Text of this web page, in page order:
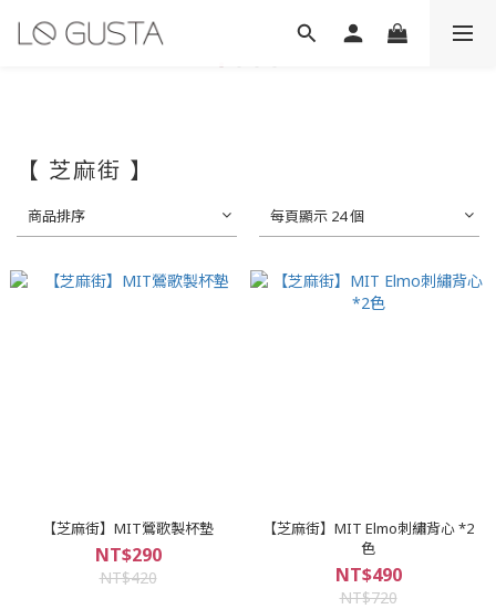
【 芝麻街 】
商品排序 每頁顯示 24 個
【芝麻街】MIT鶯歌製杯墊
NT$290
NT$420
【芝麻街】MIT Elmo刺繡背心 *2
色
NT$490
NT$720